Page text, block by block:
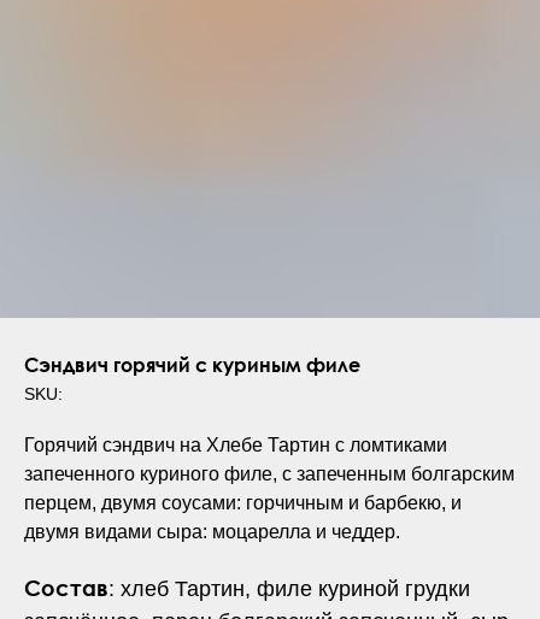
Сэндвич горячий с куриным филе
SKU:
Горячий сэндвич на Хлебе Тартин с ломтиками
запеченного куриного филе, с запеченным болгарским
перцем, двумя соусами: горчичным и барбекю, и
двумя видами сыра: моцарелла и чеддер.
Состав: хлеб Тартин, филе куриной грудки